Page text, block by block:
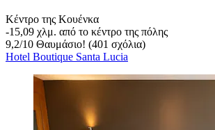
Κέντρο της Κουένκα
‐15,09 χλμ. από το κέντρο της πόλης
9,2/10 Θαυμάσιο! (401 σχόλια)
Hotel Boutique Santa Lucia